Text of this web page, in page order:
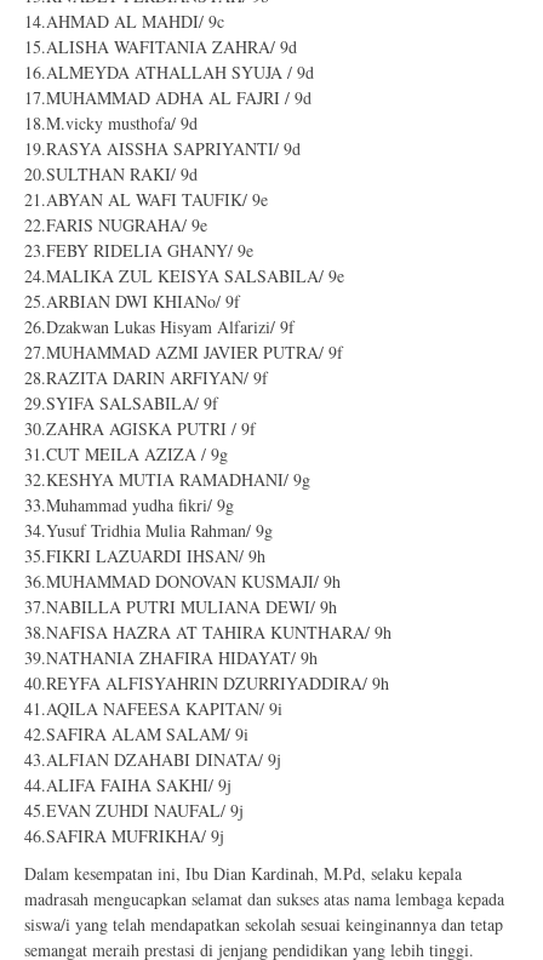
14.AHMAD AL MAHDI/ 9c
15.ALISHA WAFITANIA ZAHRA/ 9d
16.ALMEYDA ATHALLAH SYUJA / 9d
17.MUHAMMAD ADHA AL FAJRI / 9d
18.M.vicky musthofa/ 9d
19.RASYA AISSHA SAPRIYANTI/ 9d
20.SULTHAN RAKI/ 9d
21.ABYAN AL WAFI TAUFIK/ 9e
22.FARIS NUGRAHA/ 9e
23.FEBY RIDELIA GHANY/ 9e
24.MALIKA ZUL KEISYA SALSABILA/ 9e
25.ARBIAN DWI KHIANo/ 9f
26.Dzakwan Lukas Hisyam Alfarizi/ 9f
27.MUHAMMAD AZMI JAVIER PUTRA/ 9f
28.RAZITA DARIN ARFIYAN/ 9f
29.SYIFA SALSABILA/ 9f
30.ZAHRA AGISKA PUTRI / 9f
31.CUT MEILA AZIZA / 9g
32.KESHYA MUTIA RAMADHANI/ 9g
33.Muhammad yudha fikri/ 9g
34.Yusuf Tridhia Mulia Rahman/ 9g
35.FIKRI LAZUARDI IHSAN/ 9h
36.MUHAMMAD DONOVAN KUSMAJI/ 9h
37.NABILLA PUTRI MULIANA DEWI/ 9h
38.NAFISA HAZRA AT TAHIRA KUNTHARA/ 9h
39.NATHANIA ZHAFIRA HIDAYAT/ 9h
40.REYFA ALFISYAHRIN DZURRIYADDIRA/ 9h
41.AQILA NAFEESA KAPITAN/ 9i
42.SAFIRA ALAM SALAM/ 9i
43.ALFIAN DZAHABI DINATA/ 9j
44.ALIFA FAIHA SAKHI/ 9j
45.EVAN ZUHDI NAUFAL/ 9j
46.SAFIRA MUFRIKHA/ 9j
Dalam kesempatan ini, Ibu Dian Kardinah, M.Pd, selaku kepala
madrasah mengucapkan selamat dan sukses atas nama lembaga kepada
siswa/i yang telah mendapatkan sekolah sesuai keinginannya dan tetap
semangat meraih prestasi di jenjang pendidikan yang lebih tinggi.